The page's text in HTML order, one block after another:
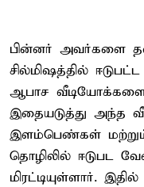
பின்னர் அவர்களை
சில்மிஷத்தில்
ஆபாச வீடியோக்களை
இதையடுத்து அந்த
இளம்பெண்கள் மற்றும்
தொழிலில் ஈடுபட
மிரட்டியுள்ளார்.